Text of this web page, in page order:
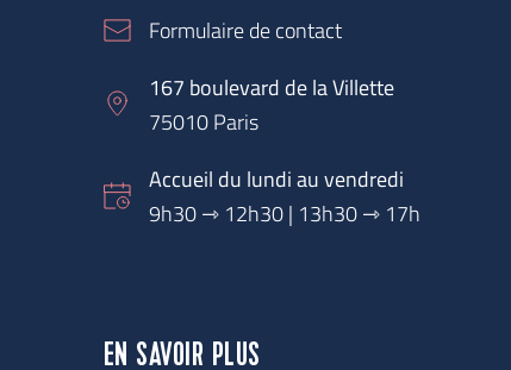
Formulaire de contact
167 boulevard de la Villette
75010 Paris
Accueil du lundi au vendredi
9h30 ⇾ 12h30 | 13h30 ⇾ 17h
EN SAVOIR PLUS